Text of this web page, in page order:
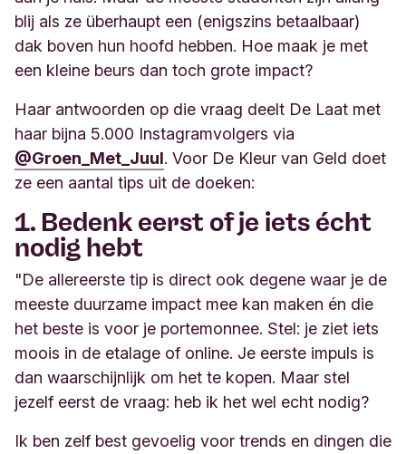
blij als ze überhaupt een (enigszins betaalbaar)
dak boven hun hoofd hebben. Hoe maak je met
een kleine beurs dan toch grote impact?
Haar antwoorden op die vraag deelt De Laat met
haar bijna 5.000 Instagramvolgers via
@Groen_Met_Juul. Voor De Kleur van Geld doet
ze een aantal tips uit de doeken:
1. Bedenk eerst of je iets écht
nodig hebt
"De allereerste tip is direct ook degene waar je de
meeste duurzame impact mee kan maken én die
het beste is voor je portemonnee. Stel: je ziet iets
moois in de etalage of online. Je eerste impuls is
dan waarschijnlijk om het te kopen. Maar stel
jezelf eerst de vraag: heb ik het wel echt nodig?
Ik ben zelf best gevoelig voor trends en dingen die